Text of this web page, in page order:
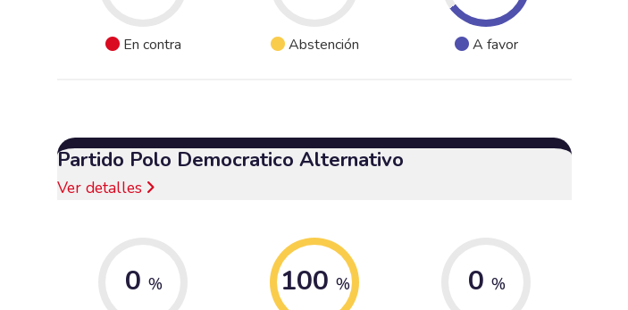
En contra Abstención A favor
Partido Polo Democratico Alternativo
Ver detalles
0 % 100 % 0 %